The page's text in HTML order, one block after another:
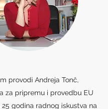
provodi Andreja Tonč,
za pripremu i provedbu EU
godina radnog iskustva na